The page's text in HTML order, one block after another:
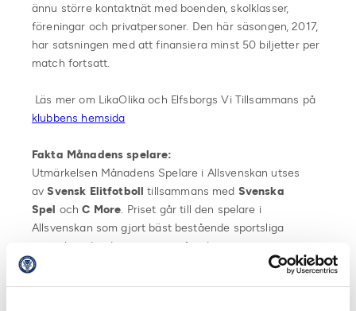
ännu större kontaktnät med boenden, skolklasser,
föreningar och privatpersoner. Den här säsongen, 2017,
har satsningen med att finansiera minst 50 biljetter per
match fortsatt.
Läs mer om LikaOlika och Elfsborgs Vi Tillsammans på
klubbens hemsida
Fakta Månadens spelare:
Utmärkelsen Månadens Spelare i Allsvenskan utses
avSvensk Elitfotboll tillsammans med Svenska
Spel ochC More. Priset går till den spelare i
Allsvenskan som gjort bäst bestående sportsliga
avtryck under den senaste månaden.